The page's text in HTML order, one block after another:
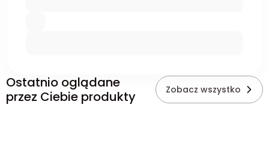
Ostatnio oglądane
przez Ciebie produkty
Zobacz wszystko